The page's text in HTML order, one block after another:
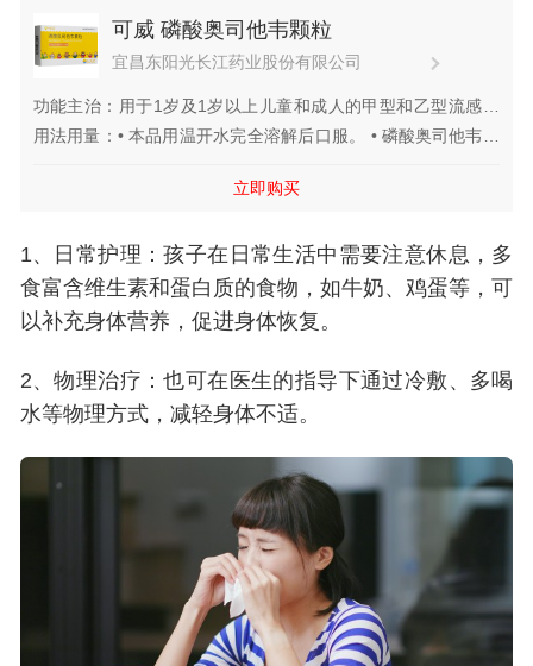
可威 磷酸奥司他韦颗粒
宜昌东阳光长江药业股份有限公司
功能主治：用于1岁及1岁以上儿童和成人的甲型和乙型流感治
疗(磷酸奥司他韦能够有效治疗甲型和乙型流感，但是乙型流感
用。 2.用于成人和13岁及13岁以上青少年的甲型和乙型流感的
用法用量：• 本品用温开水完全溶解后口服。 • 磷酸奥司他韦可
药物的耐受性。 流感的治疗 在流感症状开始的第一天或第二天
年 推荐口服剂量是每次75毫克，每日2次，共5天。 儿童 对1岁
以上的儿童推荐按照下列体重-剂量表服用。 体重 推荐剂量 ≤
15 千克 30 毫克，每日 2 次 ＞ 15-23 千克 45 毫克，每日 2 次
次 流感的预防 磷酸奥司他韦用于与流感患者密切接触后的流感
预防时的推荐口服剂量为75毫克，每日1次，至少7天。 同样应
防流感的推荐剂量为75毫克，每日1次。有数据表明连用药物6
周安全有效。服药期间一直具有预防作用。 特殊人群用量 老年
患者用药 在治疗和预防流感时，老年患者无需调整用药剂量。
肾功能不全患者 流感治疗： • 肌酐清除率 > 60 mL/分钟：无需
调整剂量。 • 肌酐清除率 30-60 mL/分钟：每次 30 mg，每日两
次，共 5 天。 • 肌酐清除率 10-30 mL/分钟：每次 30 mg，每
日一次，共 5 天。 • 血液透析患者：若症状在透析间期加重，
立即购买
1、日常护理：孩子在日常生活中需要注意休息，多
食富含维生素和蛋白质的食物，如牛奶、鸡蛋等，可
以补充身体营养，促进身体恢复。
2、物理治疗：也可在医生的指导下通过冷敷、多喝
水等物理方式，减轻身体不适。